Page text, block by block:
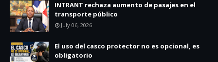
INTRANT rechaza aumento de pasajes en el
transporte público
July 06, 2026
El uso del casco protector no es opcional, es
obligatorio